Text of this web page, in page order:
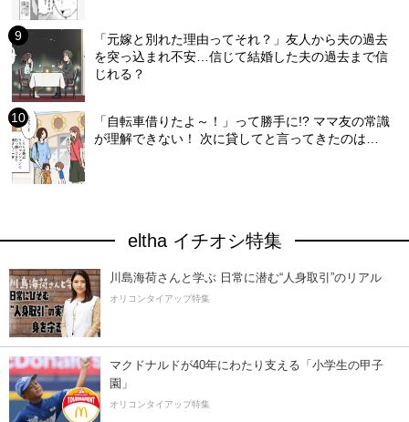
「元嫁と別れた理由ってそれ？」友人から夫の過去
を突っ込まれ不安…信じて結婚した夫の過去まで信
じれる？
「自転車借りたよ～！」って勝手に!? ママ友の常識
が理解できない！ 次に貸してと言ってきたのは…
eltha イチオシ特集
川島海荷さんと学ぶ 日常に潜む“人身取引”のリアル
オリコンタイアップ特集
マクドナルドが40年にわたり支える「小学生の甲子
園」
オリコンタイアップ特集